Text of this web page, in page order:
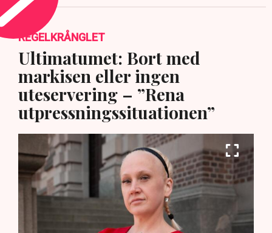
REGELKRÅNGLET
Ultimatumet: Bort med
markisen eller ingen
uteservering – ”Rena
utpressningssituationen”